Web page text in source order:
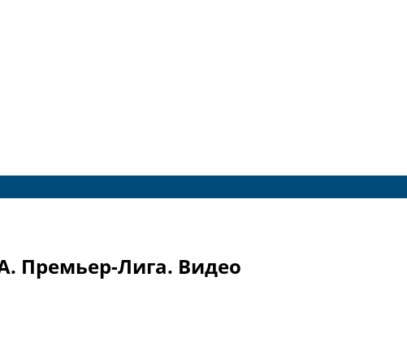
Премьер-Лига. Видео